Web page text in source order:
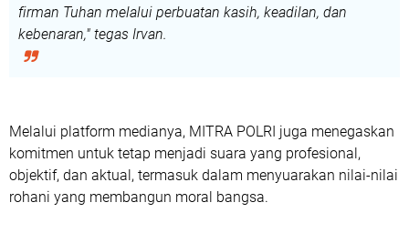
firman Tuhan melalui perbuatan kasih, keadilan, dan
kebenaran," tegas Irvan.
Melalui platform medianya, MITRA POLRI juga menegaskan
komitmen untuk tetap menjadi suara yang profesional,
objektif, dan aktual, termasuk dalam menyuarakan nilai-nilai
rohani yang membangun moral bangsa.